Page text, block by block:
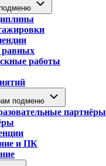
равных
работы
подменю
партнёры
и ПК